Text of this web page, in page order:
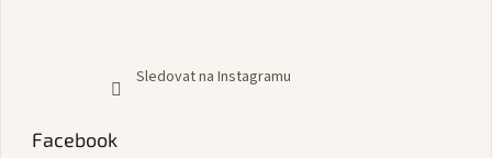
Sledovat na Instagramu
Facebook